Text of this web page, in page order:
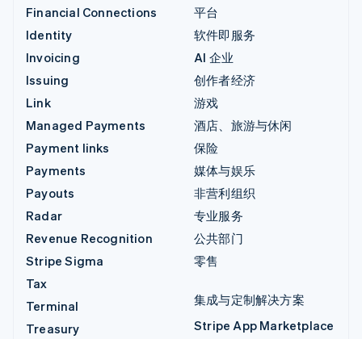
Financial Connections
Identity
Invoicing
Issuing
Link
Managed Payments
Payment links
Payments
Payouts
Radar
Revenue Recognition
Stripe Sigma
Tax
Terminal
Treasury
平台
软件即服务
AI 企业
创作者经济
游戏
酒店、旅游与休闲
保险
媒体与娱乐
非营利组织
专业服务
公共部门
零售
集成与定制解决方案
Stripe App Marketplace